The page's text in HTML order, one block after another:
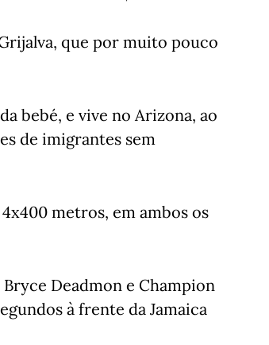
que por muito pouco
bebé, e vive no Arizona, ao
de imigrantes sem
metros, em ambos os
Deadmon e Champion
à frente da Jamaica